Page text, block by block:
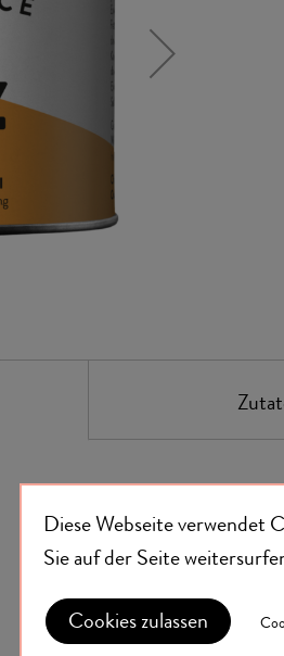
Diese Webseite verwendet
Sie auf der Seite
Cookies zulassen
Einer der
Mit MYSPICE
griechischen Dip-